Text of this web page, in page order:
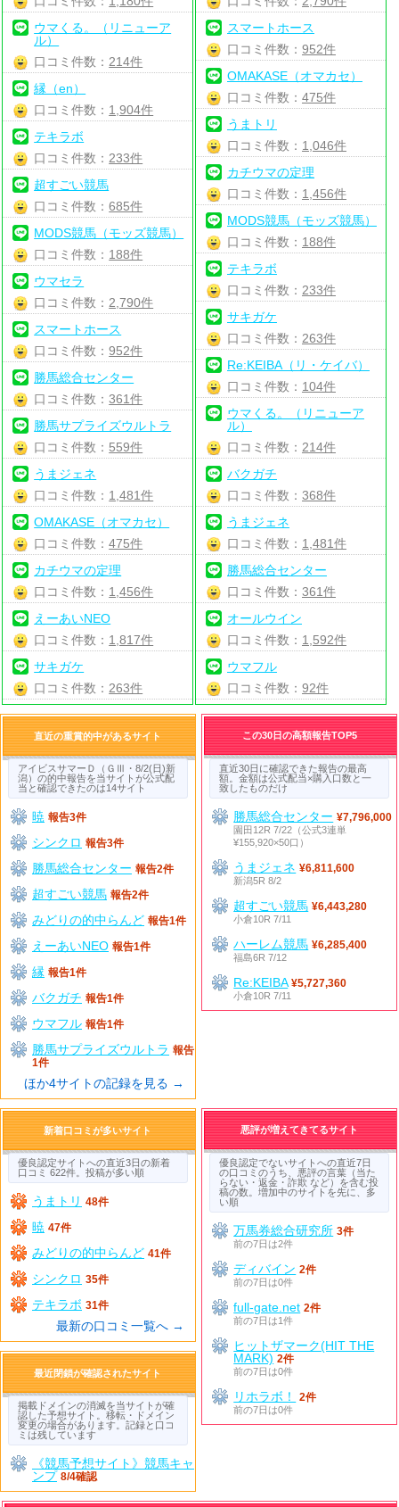
ウマくる。（リニューア
ル）
口コミ件数： 214件
縁（en）
口コミ件数： 1,904件
テキラボ
口コミ件数： 233件
超すごい競馬
口コミ件数：685件
MODS競馬（モッズ競馬）
口コミ件数： 188件
ウマセラ
口コミ件数： 2,790件
スマートホース
口コミ件数：952件
勝馬総合センター
口コミ件数：361件
勝馬サプライズウルトラ
口コミ件数： 559件
うまジェネ
口コミ件数： 1,481件
OMAKASE（オマカセ）
口コミ件数：475件
カチウマの定理
口コミ件数： 1,456件
えーあいNEO
口コミ件数： 1,817件
サキガケ
口コミ件数： 263件
スマートホース
口コミ件数： 952件
OMAKASE（オマカセ）
口コミ件数： 475件
うまトリ
口コミ件数： 1,046件
カチウマの定理
口コミ件数： 1,456件
MODS競馬（モッズ競馬）
口コミ件数： 188件
テキラボ
口コミ件数： 233件
サキガケ
口コミ件数： 263件
Re:KEIBA（リ・ケイバ）
口コミ件数： 104件
ウマくる。（リニューア
ル）
口コミ件数： 214件
バクガチ
口コミ件数： 368件
うまジェネ
口コミ件数： 1,481件
勝馬総合センター
口コミ件数： 361件
オールウイン
口コミ件数： 1,592件
ウマフル
口コミ件数： 92件
直近の重賞的中があるサイト
アイビスサマーＤ（ＧⅢ・8/2(日)新
潟）の的中報告を当サイトが公式配
当と確認できたのは14サイト
暁 報告3件
シンクロ 報告3件
勝馬総合センター 報告2件
超すごい競馬 報告2件
みどりの的中らんど 報告1件
えーあいNEO 報告1件
縁 報告1件
バクガチ 報告1件
ウマフル 報告1件
勝馬サプライズウルトラ 報告
1件
ほか4サイトの記録を見る →
この30日の高額報告TOP5
直近30日に確認できた報告の最高
額。金額は公式配当×購入口数と一
致したものだけ
勝馬総合センター ¥7,796,000
園田12R 7/22（公式3連単
¥155,920×50口）
うまジェネ ¥6,811,600
新潟5R 8/2
超すごい競馬 ¥6,443,280
小倉10R 7/11
ハーレム競馬 ¥6,285,400
福島6R 7/12
Re:KEIBA ¥5,727,360
小倉10R 7/11
新着口コミが多いサイト
優良認定サイトへの直近3日の新着
口コミ 622件。投稿が多い順
うまトリ 48件
暁 47件
みどりの的中らんど 41件
シンクロ 35件
テキラボ 31件
最新の口コミ一覧へ →
悪評が増えてきてるサイト
優良認定でないサイトへの直近7日
の口コミのうち、悪評の言葉（当た
らない・返金・詐欺 など）を含む投
稿の数。増加中のサイトを先に、多
い順
万馬券総合研究所 3件
前の7日は2件
ディバイン 2件
前の7日は0件
full-gate.net 2件
前の7日は1件
ヒットザマーク(HIT THE
MARK) 2件
前の7日は0件
リホラボ！
2件
前の7日は0件
最近閉鎖が確認されたサイト
掲載ドメインの消滅を当サイトが確
認した予想サイト。移転・ドメイン
変更の場合があります。記録と口コ
ミは残しています
《競馬予想サイト》競馬キャ
ンプ 8/4確認